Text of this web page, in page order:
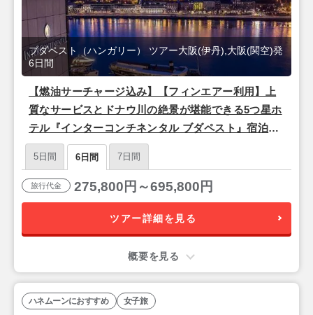
【燃油サーチャージ込み】【フィンエアー利用】上
質なサービスとドナウ川の絶景が堪能できる5つ星ホ
テル『インターコンチネンタル ブダペスト』宿泊♪
ドナウ河畔の美しい夜景と歴史を楽しむ「ブダペス
ト」3泊6日
ブダペスト（ハンガリー） ツアー大阪(伊丹),大阪(関空)発
6日間
5日間 6日間 7日間
旅行代金 275,800円～695,800円
ツアー詳細を見る
概要を見る
ハネムーンにおすすめ 女子旅